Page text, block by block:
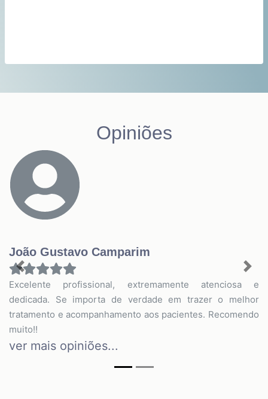
Opiniões
João Gustavo Camparim
Excelente profissional, extremamente atenciosa e
dedicada. Se importa de verdade em trazer o melhor
tratamento e acompanhamento aos pacientes. Recomendo
muito!!
ver mais opiniões...
Previous Next